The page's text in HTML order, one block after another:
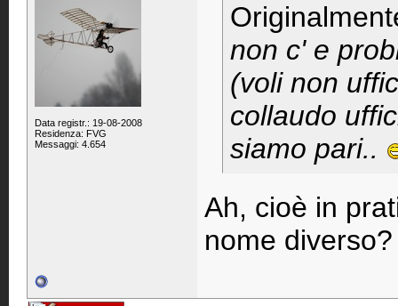
Data registr.: 19-08-2008
Residenza: FVG
Messaggi: 4.654
non c' e
(voli non
collaudo
siamo pari..
Ah, cioè in
nome diverso?